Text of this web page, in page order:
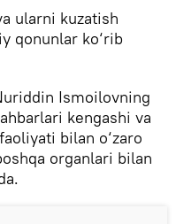
ularni kuzatish
qonunlar ko‘rib
Ismoilovning
kengashi va
bilan o‘zaro
organlari bilan